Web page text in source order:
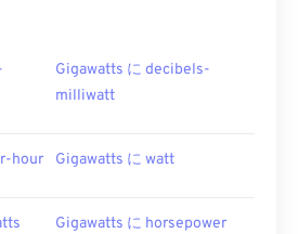
Gigawatts に decibels-
milliwatt
hour Gigawatts に watt
Gigawatts に horsepower